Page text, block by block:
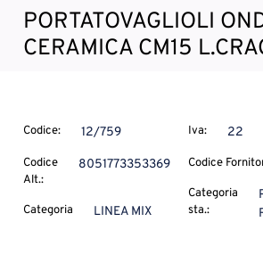
PORTATOVAGLIOLI
CERAMICA CM15
Codice: 12/759
Codice
Alt.:
8051773353369
Categoria LINEA MIX
Iva: 22
Codice
Categoria
sta.: